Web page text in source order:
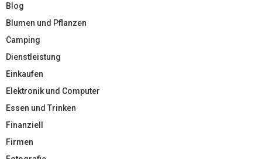
Blog
Blumen und Pflanzen
Camping
Dienstleistung
Einkaufen
Elektronik und Computer
Essen und Trinken
Finanziell
Firmen